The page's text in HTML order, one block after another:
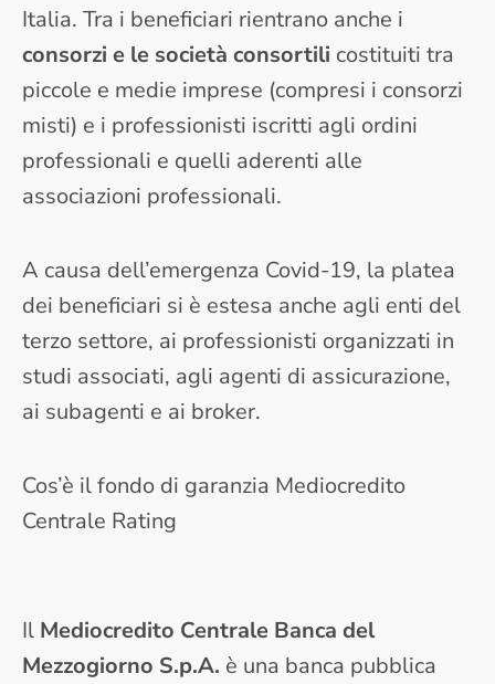
Italia. Tra i beneficiari rientrano anche i
consorzi e le società consortili costituiti tra
piccole e medie imprese (compresi i consorzi
misti) e i professionisti iscritti agli ordini
professionali e quelli aderenti alle
associazioni professionali.
A causa dell’emergenza Covid-19, la platea
dei beneficiari si è estesa anche agli enti del
terzo settore, ai professionisti organizzati in
studi associati, agli agenti di assicurazione,
ai subagenti e ai broker.
Cos’è il fondo di garanzia Mediocredito
Centrale Rating
Il Mediocredito Centrale Banca del
Mezzogiorno S.p.A. è una banca pubblica